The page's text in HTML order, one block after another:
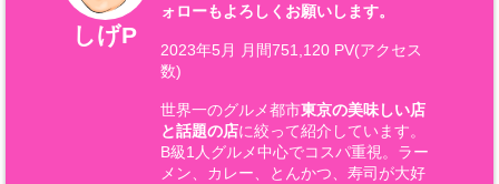
しげP
ォローもよろしくお願いします。
2023年5月 月間751,120 PV(アクセス
数)
世界一のグルメ都市東京の美味しい店
と話題の店に絞って紹介しています。
B級1人グルメ中心でコスパ重視。ラー
メン、カレー、とんかつ、寿司が大好